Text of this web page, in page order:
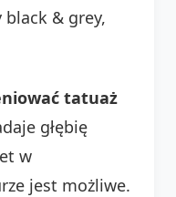
& grey,
tatuaż
głębię
w
jest możliwe.